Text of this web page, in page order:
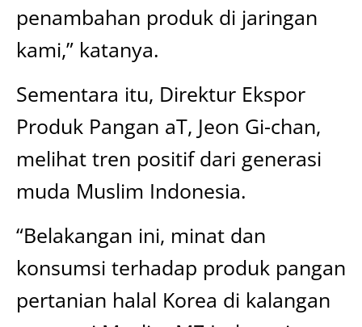
penambahan produk di jaringan
kami,” katanya.
Sementara itu, Direktur Ekspor
Produk Pangan aT, Jeon Gi-chan,
melihat tren positif dari generasi
muda Muslim Indonesia.
“Belakangan ini, minat dan
konsumsi terhadap produk pangan
pertanian halal Korea di kalangan